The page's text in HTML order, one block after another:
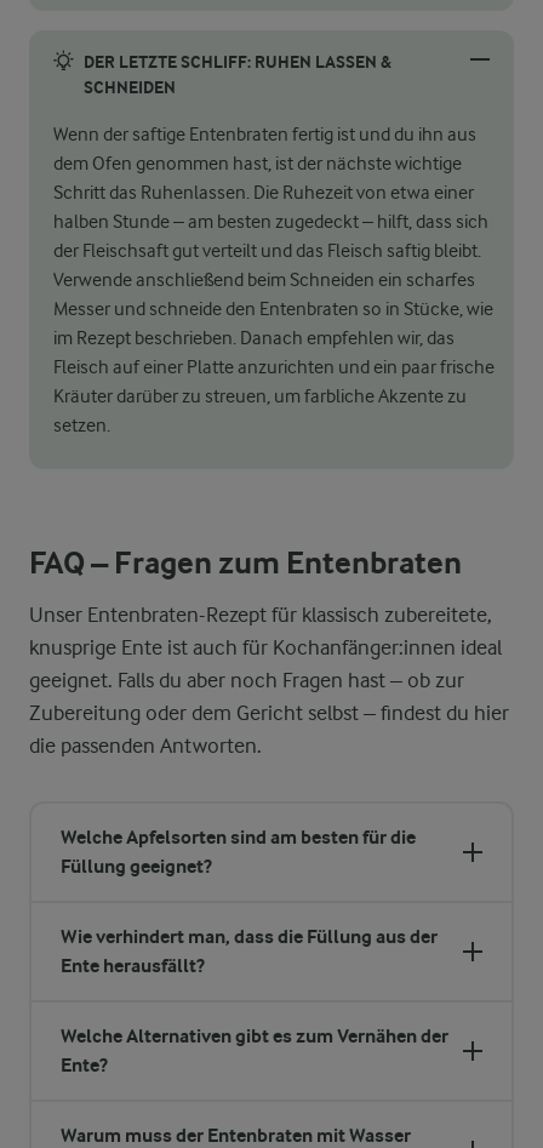
DER LETZTE SCHLIFF: RUHEN LASSEN &
SCHNEIDEN
Wenn der saftige Entenbraten fertig ist und du ihn aus
dem Ofen genommen hast, ist der nächste wichtige
Schritt das Ruhenlassen. Die Ruhezeit von etwa einer
halben Stunde – am besten zugedeckt – hilft, dass sich
der Fleischsaft gut verteilt und das Fleisch saftig bleibt.
Verwende anschließend beim Schneiden ein scharfes
Messer und schneide den Entenbraten so in Stücke, wie
im Rezept beschrieben. Danach empfehlen wir, das
Fleisch auf einer Platte anzurichten und ein paar frische
Kräuter darüber zu streuen, um farbliche Akzente zu
setzen.
FAQ – Fragen zum Entenbraten
Unser Entenbraten-Rezept für klassisch zubereitete,
knusprige Ente ist auch für Kochanfänger:innen ideal
geeignet. Falls du aber noch Fragen hast – ob zur
Zubereitung oder dem Gericht selbst – findest du hier
die passenden Antworten.
Welche Apfelsorten sind am besten für die
Füllung geeignet?
Wie verhindert man, dass die Füllung aus der
Ente herausfällt?
Welche Alternativen gibt es zum Vernähen der
Ente?
Warum muss der Entenbraten mit Wasser